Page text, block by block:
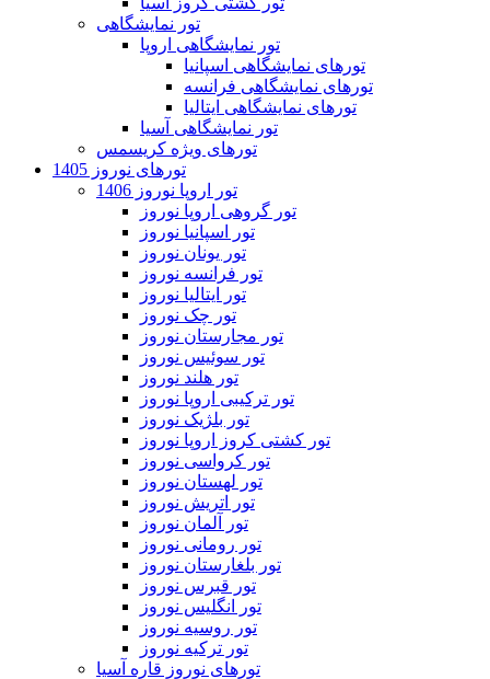
تور نمایشگاهی
تور نمایشگاهی اروپا
تورهای نمایشگاهی اسپانیا
تورهای نمایشگاهی فرانسه
تورهای نمایشگاهی ایتالیا
تور نمایشگاهی آسیا
تورهای ویژه کریسمس
تورهای نوروز 1405
تور اروپا نوروز 1406
تور گروهی اروپا نوروز
تور اسپانیا نوروز
تور یونان نوروز
تور فرانسه نوروز
تور ایتالیا نوروز
تور چک نوروز
تور مجارستان نوروز
تور سوئیس نوروز
تور هلند نوروز
تور ترکیبی اروپا نوروز
تور بلژیک نوروز
تور کشتی کروز اروپا نوروز
تور کرواسی نوروز
تور لهستان نوروز
تور اتریش نوروز
تور آلمان نوروز
تور رومانی نوروز
تور بلغارستان نوروز
تور قبرس نوروز
تور انگلیس نوروز
تور روسیه نوروز
تور ترکیه نوروز
تورهای نوروز قاره آسیا